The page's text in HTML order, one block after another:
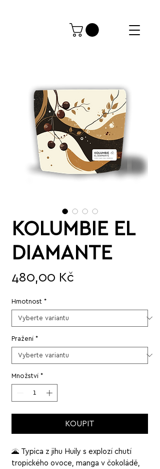
KOLUMBIE EL
DIAMANTE
480,00 Kč
Hmotnost *
Pražení *
Množství *
KOUPIT
🌋 Typica z jihu Huily s explozí chutí
tropického ovoce, manga v čokoládě,